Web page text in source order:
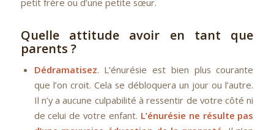
petit frère ou d’une petite sœur.
Quelle attitude avoir en tant que
parents ?
Dédramatisez. L’énurésie est bien plus courante
que l’on croit. Cela se débloquera un jour ou l’autre.
Il n’y a aucune culpabilité à ressentir de votre côté ni
de celui de votre enfant. L’énurésie ne résulte pas